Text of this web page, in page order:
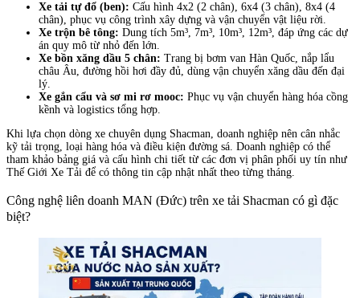
Xe tải tự đổ (ben): Cấu hình 4x2 (2 chân), 6x4 (3 chân), 8x4 (4
chân), phục vụ công trình xây dựng và vận chuyển vật liệu rời.
Xe trộn bê tông: Dung tích 5m³, 7m³, 10m³, 12m³, đáp ứng các dự
án quy mô từ nhỏ đến lớn.
Xe bồn xăng dầu 5 chân: Trang bị bơm van Hàn Quốc, nắp lẩu
châu Âu, đường hồi hơi đầy đủ, dùng vận chuyển xăng dầu đến đại
lý.
Xe gắn cẩu và sơ mi rơ mooc: Phục vụ vận chuyển hàng hóa cồng
kềnh và logistics tổng hợp.
Khi lựa chọn dòng xe chuyên dụng Shacman, doanh nghiệp nên cân nhắc
kỹ tải trọng, loại hàng hóa và điều kiện đường sá. Doanh nghiệp có thể
tham khảo bảng giá và cấu hình chi tiết từ các đơn vị phân phối uy tín như
Thế Giới Xe Tải để có thông tin cập nhật nhất theo từng tháng.
Công nghệ liên doanh MAN (Đức) trên xe tải Shacman có gì đặc
biệt?